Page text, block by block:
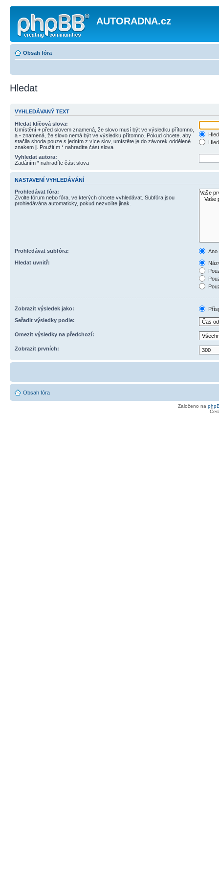
AUTORADNA.cz
Obsah fóra
Hledat
VYHLEDÁVANÝ TEXT
Hledat klíčová slova:
Umístění + před slovem znamená, že slovo musí být ve výsledku přítomno,
a - znamená, že slovo nemá být ve výsledku přítomno. Pokud chcete, aby
stačila shoda pouze s jedním z více slov, umístěte je do závorek oddělené
znakem | . Použitím * nahradíte část slova
Vyhledat autora:
Zadáním * nahradíte část slova
NASTAVENÍ VYHLEDÁVÁNÍ
Prohledávat fóra:
Zvolte fórum nebo fóra, ve kterých chcete vyhledávat. Subfóra jsou
prohledávána automaticky, pokud nezvolíte jinak.
Prohledávat subfóra:
Ano
Hledat uvnitř:
Zobrazit výsledek jako:
Seřadit výsledky podle:
Omezit výsledky na předchozí:
Zobrazit prvních:
Obsah fóra
Založeno na